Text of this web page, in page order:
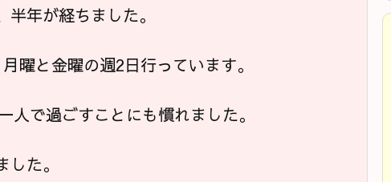
年が経ちました。
曜と金曜の週2日行っています。
で過ごすことにも慣れました。
た。